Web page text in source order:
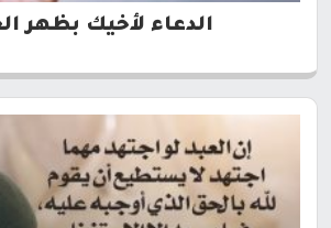
الدعاء لأخيك بظهر